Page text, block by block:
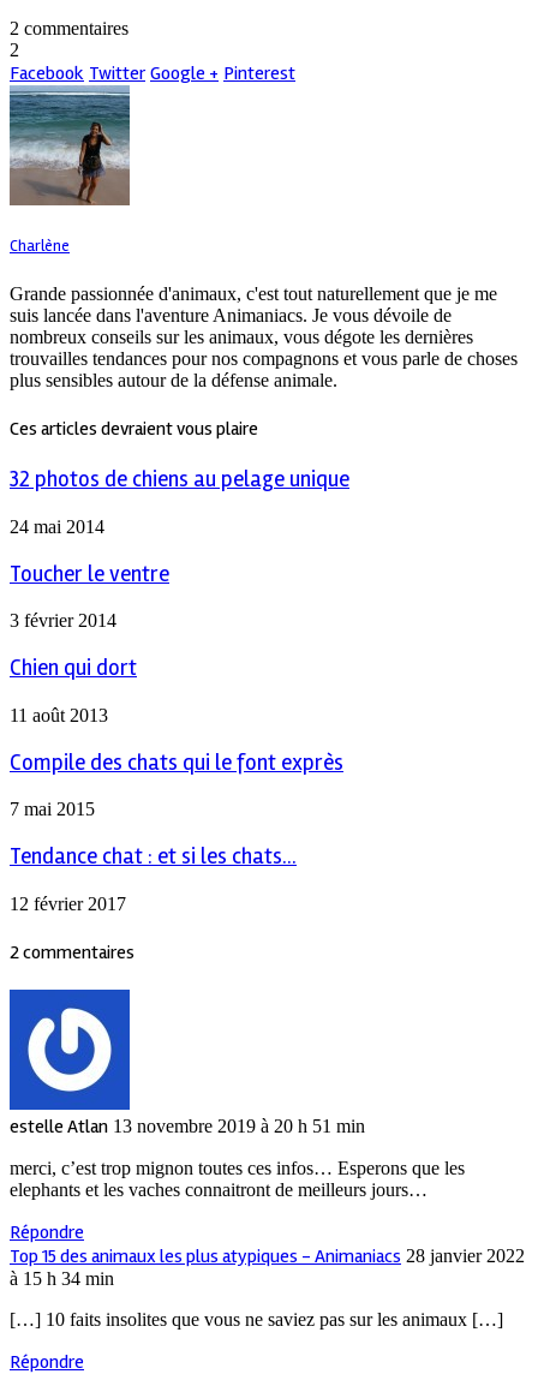
2 commentaires
2
Facebook Twitter Google + Pinterest
Charlène
Grande passionnée d'animaux, c'est tout naturellement que je me
suis lancée dans l'aventure Animaniacs. Je vous dévoile de
nombreux conseils sur les animaux, vous dégote les dernières
trouvailles tendances pour nos compagnons et vous parle de choses
plus sensibles autour de la défense animale.
Ces articles devraient vous plaire
32 photos de chiens au pelage unique
24 mai 2014
Toucher le ventre
3 février 2014
Chien qui dort
11 août 2013
Compile des chats qui le font exprès
7 mai 2015
Tendance chat : et si les chats...
12 février 2017
2 commentaires
estelle Atlan 13 novembre 2019 à 20 h 51 min
merci, c’est trop mignon toutes ces infos… Esperons que les
elephants et les vaches connaitront de meilleurs jours…
Répondre
Top 15 des animaux les plus atypiques - Animaniacs 28 janvier 2022
à 15 h 34 min
[…] 10 faits insolites que vous ne saviez pas sur les animaux […]
Répondre